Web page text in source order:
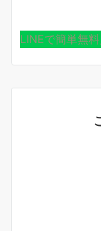
LINEで簡単無料